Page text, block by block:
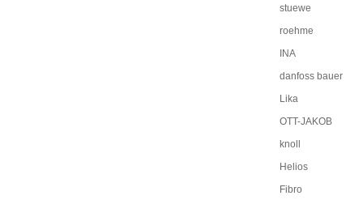
stuewe
roehme
INA
danfoss bauer
Lika
OTT-JAKOB
knoll
Helios
Fibro